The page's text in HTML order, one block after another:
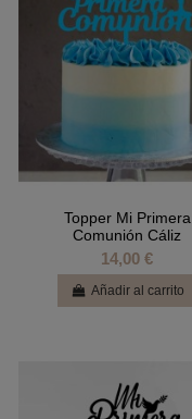
Topper Mi Primera
Comunión Cáliz
14,00 €
Añadir al carrito